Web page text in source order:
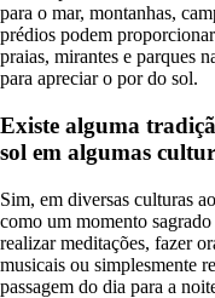
para o mar, montanhas,
prédios podem
praias, mirantes e parques
para apreciar o por do sol.
Existe alguma
sol em algumas
Sim, em diversas culturas
como um momento
realizar meditações, fazer
musicais ou simplesmente
passagem do dia para a